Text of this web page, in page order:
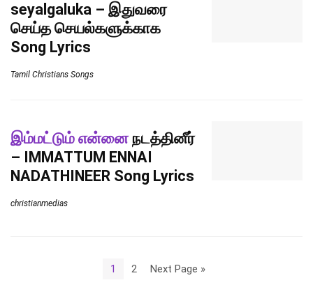
seyalgaluka – இதுவரை
செய்த செயல்களுக்காக
Song Lyrics
Tamil Christians Songs
இம்மட்டும் என்னைநடத்தினீர்
– IMMATTUM ENNAI
NADATHINEER Song Lyrics
christianmedias
1 2 Next Page »